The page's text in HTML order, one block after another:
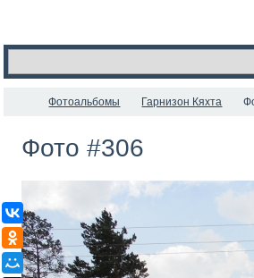
ВКонтакте
Одноклассники
Мой Мир
Фотоальбомы Гарнизон Кяхта
Фото #306